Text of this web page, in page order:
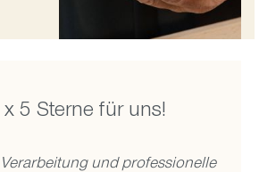
5 Sterne für uns!
und professionelle